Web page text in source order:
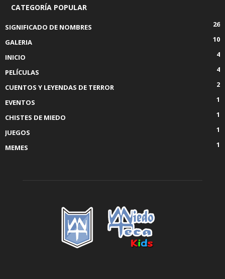
CATEGORÍA POPULAR
SIGNIFICADO DE NOMBRES
26
GALERIA
10
INICIO
4
PELÍCULAS
4
CUENTOS Y LEYENDAS DE TERROR
2
EVENTOS
1
CHISTES DE MIEDO
1
JUEGOS
1
MEMES
1